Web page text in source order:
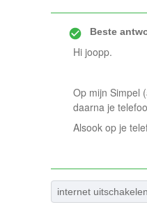
Beste
Hi joopp.
Op mijn Simpel
daarna je
Alsook op je
internet uitschakelen